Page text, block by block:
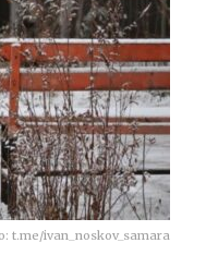
t.me/ivan_noskov_samara